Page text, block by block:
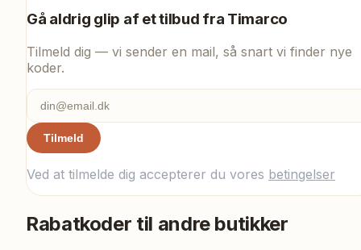
Gå aldrig glip af et tilbud fra Timarco
Tilmeld dig — vi sender en mail, så snart vi finder nye
koder.
Tilmeld
Ved at tilmelde dig accepterer du vores betingelser
Rabatkoder til andre butikker